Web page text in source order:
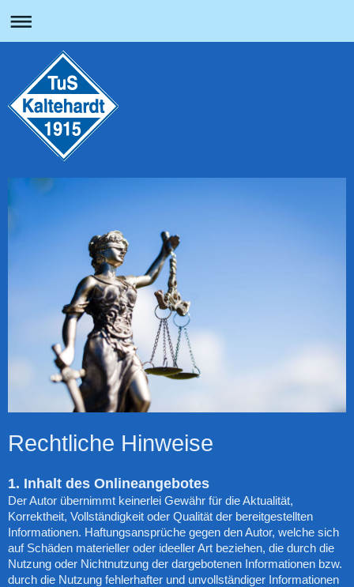
Rechtliche Hinweise
1. Inhalt des Onlineangebotes
Der Autor übernimmt keinerlei Gewähr für die Aktualität,
Korrektheit, Vollständigkeit oder Qualität der bereitgestellten
Informationen. Haftungsansprüche gegen den Autor, welche sich
auf Schäden materieller oder ideeller Art beziehen, die durch die
Nutzung oder Nichtnutzung der dargebotenen Informationen bzw.
durch die Nutzung fehlerhafter und unvollständiger Informationen